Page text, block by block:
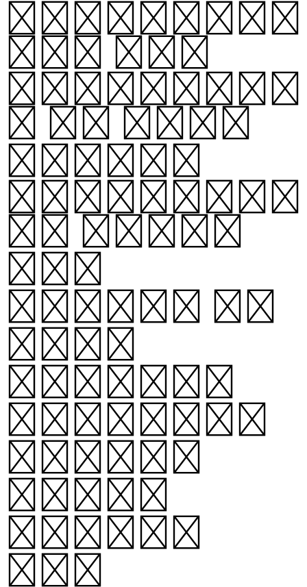
horizonta
lly and
verticall
y to form
letter
component
s. While
the
height of
each
vowel’s
vertical
stroke
stays
fixed,
the